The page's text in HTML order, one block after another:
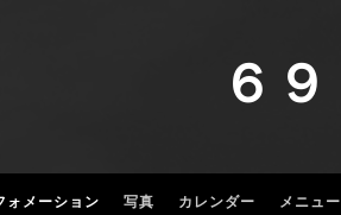
６９
ォメーション 写真 カレンダー メニュー